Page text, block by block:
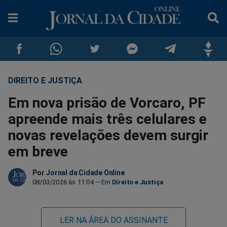
Compartilhar
no
Facebook
Compartilhar
no
Whatsapp
Compartilhar
no
Twitter
no
Messenger
no
TelegramGettr
DIREITO E JUSTIÇA
Em nova prisão de Vorcaro, PF
apreende mais três celulares e
novas revelações devem surgir
em breve
Por Jornal da Cidade Online
08/03/2026 às 11:04 Direito e Justiça
LER NA ÁREA DO ASSINANTE